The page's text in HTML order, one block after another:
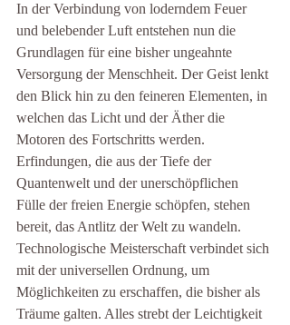
In der Verbindung von loderndem Feuer
und belebender Luft entstehen nun die
Grundlagen für eine bisher ungeahnte
Versorgung der Menschheit. Der Geist lenkt
den Blick hin zu den feineren Elementen, in
welchen das Licht und der Äther die
Motoren des Fortschritts werden.
Erfindungen, die aus der Tiefe der
Quantenwelt und der unerschöpflichen
Fülle der freien Energie schöpfen, stehen
bereit, das Antlitz der Welt zu wandeln.
Technologische Meisterschaft verbindet sich
mit der universellen Ordnung, um
Möglichkeiten zu erschaffen, die bisher als
Träume galten. Alles strebt der Leichtigkeit